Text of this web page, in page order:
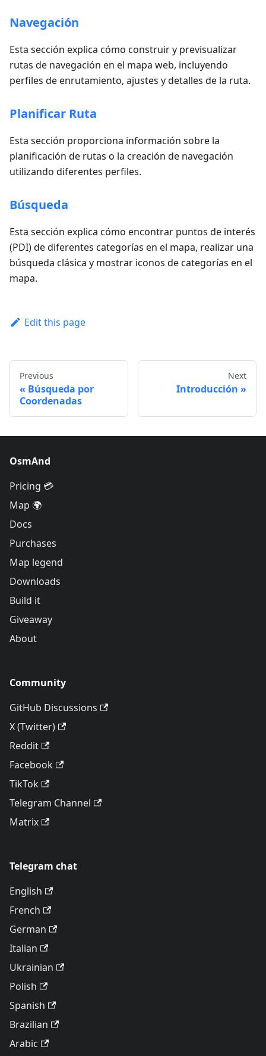
Navegación
Esta sección explica cómo construir y previsualizar
rutas de navegación en el mapa web, incluyendo
perfiles de enrutamiento, ajustes y detalles de la ruta.
Planificar Ruta
Esta sección proporciona información sobre la
planificación de rutas o la creación de navegación
utilizando diferentes perfiles.
Búsqueda
Esta sección explica cómo encontrar puntos de interés
(PDI) de diferentes categorías en el mapa, realizar una
búsqueda clásica y mostrar iconos de categorías en el
mapa.
Edit this page
Previous
Búsqueda por
Coordenadas
Next
Introducción
OsmAnd
Pricing 💳
Map 🌍
Docs
Purchases
Map legend
Downloads
Build it
Giveaway
About
Community
GitHub Discussions
X (Twitter)
Reddit
Facebook
TikTok
Telegram Channel
Matrix
Telegram chat
English
French
German
Italian
Ukrainian
Polish
Spanish
Brazilian
Arabic